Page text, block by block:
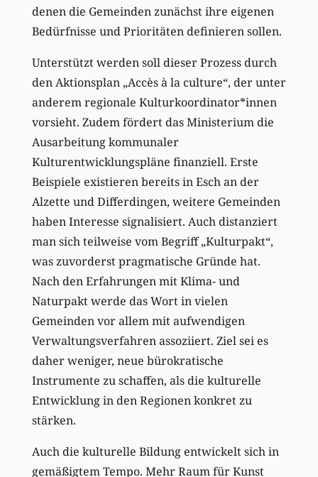
denen die Gemeinden zunächst ihre eigenen
Bedürfnisse und Prioritäten definieren sollen.
Unterstützt werden soll dieser Prozess durch
den Aktionsplan „Accès à la culture“, der unter
anderem regionale Kulturkoordinator*innen
vorsieht. Zudem fördert das Ministerium die
Ausarbeitung kommunaler
Kulturentwicklungspläne finanziell. Erste
Beispiele existieren bereits in Esch an der
Alzette und Differdingen, weitere Gemeinden
haben Interesse signalisiert. Auch distanziert
man sich teilweise vom Begriff „Kulturpakt“,
was zuvorderst pragmatische Gründe hat.
Nach den Erfahrungen mit Klima- und
Naturpakt werde das Wort in vielen
Gemeinden vor allem mit aufwendigen
Verwaltungsverfahren assoziiert. Ziel sei es
daher weniger, neue bürokratische
Instrumente zu schaffen, als die kulturelle
Entwicklung in den Regionen konkret zu
stärken.
Auch die kulturelle Bildung entwickelt sich in
gemäßigtem Tempo. Mehr Raum für Kunst